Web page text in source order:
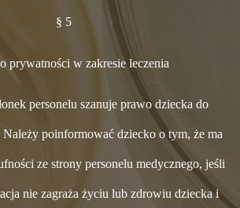
§ 5
prywatności w zakresie leczenia
personelu szanuje prawo dziecka do
poinformować dziecko o tym, że ma
ze strony personelu medycznego, jeśli
nie zagraża życiu lub zdrowiu dziecka i